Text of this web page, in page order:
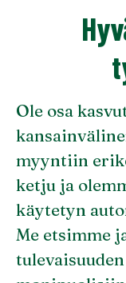
Ole osa
myyntiin
ketju ja
käytetyn
Me etsimme